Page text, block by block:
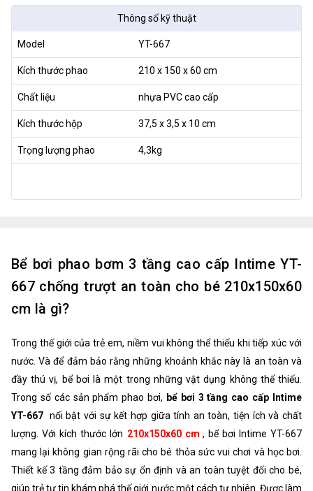
Thông số kỹ thuật
Model YT-667
Kích thước phao 210 x 150 x 60 cm
Chất liệu nhựa PVC cao cấp
Kích thước hộp 37,5 x 3,5 x 10 cm
Trọng lượng phao 4,3kg
Bể bơi phao bơm 3 tầng cao cấp Intime YT-
667 chống trượt an toàn cho bé 210x150x60
cm là gì?
Trong thế giới của trẻ em, niềm vui không thể thiếu khi tiếp xúc với
nước. Và để đảm bảo rằng những khoảnh khắc này là an toàn và
đầy thú vị, bể bơi là một trong những vật dụng không thể thiếu.
Trong số các sản phẩm phao bơi, bể bơi 3 tầng cao cấp Intime
YT-667 nổi bật với sự kết hợp giữa tính an toàn, tiện ích và chất
lượng. Với kích thước lớn 210x150x60 cm , bể bơi Intime YT-667
mang lại không gian rộng rãi cho bé thỏa sức vui chơi và học bơi.
Thiết kế 3 tầng đảm bảo sự ổn định và an toàn tuyệt đối cho bé,
giúp trẻ tự tin khám phá thế giới nước một cách tự nhiên. Được làm